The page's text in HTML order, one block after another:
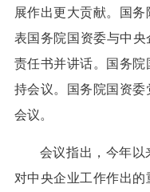
展作出更大贡献。国
表国务院国资委与中央
责任书并讲话。国务
持会议。国务院国资
会议。
会议指出，今年以
对中央企业工作作出